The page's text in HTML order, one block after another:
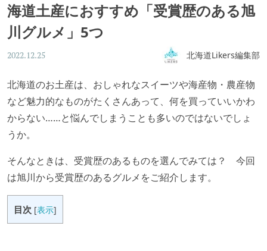
海道土産におすすめ「受賞歴のある旭
川グルメ」5つ
2022.12.25 北海道Likers編集部
北海道のお土産は、おしゃれなスイーツや海産物・農産物
など魅力的なものがたくさんあって、何を買っていいかわ
からない……と悩んでしまうことも多いのではないでしょ
うか。
そんなときは、受賞歴のあるものを選んでみては？ 今回
は旭川から受賞歴のあるグルメをご紹介します。
目次 [表示]